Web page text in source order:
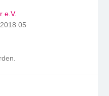
e.V.
05